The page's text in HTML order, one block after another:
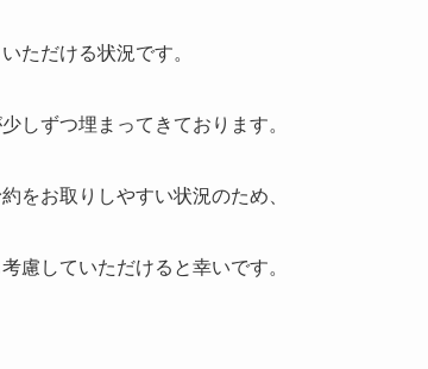
ただける状況です。
しずつ埋まってきております。
をお取りしやすい状況のため、
慮していただけると幸いです。